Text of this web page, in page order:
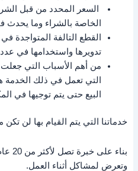
السعر المحدد من قبل
الخاصة بالشراء وما يحدث
القطع التالفة المتواجدة
تدويرها واستخدامها في
من أهم الأسباب التي
التي تعمل في ذلك
البيع حتى يتم توجيها في
خدماتنا التي يتم القيام بها لن
وتعرض لمشاكل أثناء العمل.